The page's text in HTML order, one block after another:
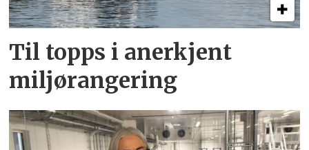
Til topps i anerkjent
miljørangering